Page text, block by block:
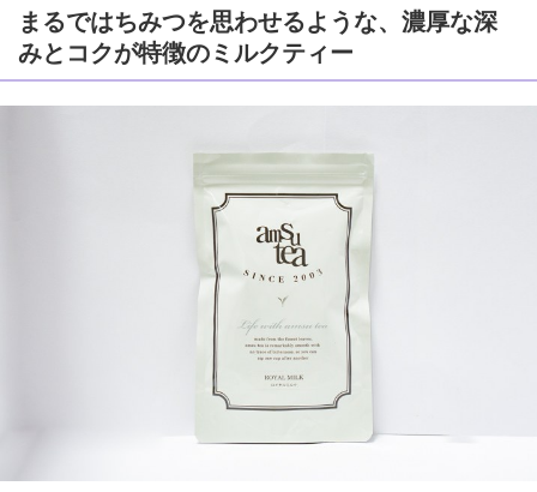
まるではちみつを思わせるような、濃厚な深
みとコクが特徴のミルクティー